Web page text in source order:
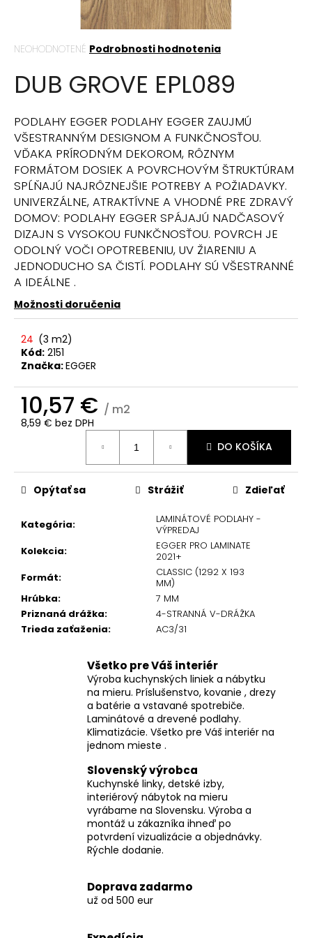
Priemerné
produktu
je
z
5
hviezdičiek.
NEOHODNOTENÉ Podrobnosti hodnotenia
DUB GROVE EPL089
PODLAHY EGGER PODLAHY EGGER ZAUJMÚ
VŠESTRANNÝM DESIGNOM A FUNKČNOSŤOU.
VĎAKA PRÍRODNÝM DEKOROM, RÔZNYM
FORMÁTOM DOSIEK A POVRCHOVÝM ŠTRUKTÚRAM
SPĹŇAJÚ NAJRÔZNEJŠIE POTREBY A POŽIADAVKY.
UNIVERZÁLNE, ATRAKTÍVNE A VHODNÉ PRE ZDRAVÝ
DOMOV: PODLAHY EGGER SPÁJAJÚ NADČASOVÝ
DIZAJN S VYSOKOU FUNKČNOSŤOU. POVRCH JE
ODOLNÝ VOČI OPOTREBENIU, UV ŽIARENIU A
JEDNODUCHO SA ČISTÍ. PODLAHY SÚ VŠESTRANNÉ
A IDEÁLNE .
Možnosti doručenia
24 (3 m2)
Kód: 2151
Značka:EGGER
10,57 € / m2
8,59 € bez DPH
DO KOŠÍKA
Kategória:
LAMINÁTOVÉ PODLAHY -
VÝPREDAJ
Kolekcia:
EGGER PRO LAMINATE
2021+
Formát:
CLASSIC (1292 X 193
MM)
Hrúbka:
7 MM
Priznaná drážka:
4-STRANNÁ V-DRÁŽKA
Trieda zaťaženia: AC3/31
Opýtať sa Strážiť Zdieľať
Všetko pre Váš interiér
Výroba kuchynských liniek a nábytku
na mieru. Príslušenstvo, kovanie , drezy
a batérie a vstavané spotrebiče.
Laminátové a drevené podlahy.
Klimatizácie. Všetko pre Váš interiér na
jednom mieste .
Slovenský výrobca
Kuchynské linky, detské izby,
interiérový nábytok na mieru
vyrábame na Slovensku. Výroba a
montáž u zákazníka ihneď po
potvrdení vizualizácie a objednávky.
Rýchle dodanie.
Doprava zadarmo
už od 500 eur
s
ť
?
HĽADAŤ
O
d
p
o
r
ú
č
a
m
e